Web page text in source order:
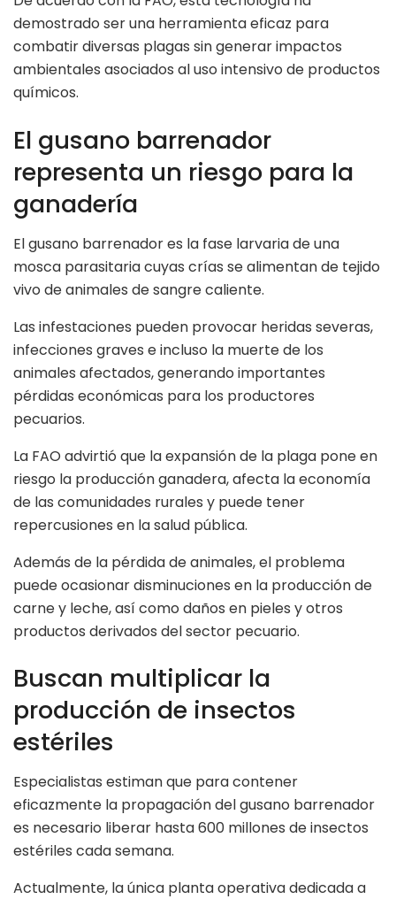
demostrado ser una herramienta eficaz para
combatir diversas plagas sin generar impactos
ambientales asociados al uso intensivo de productos
químicos.
El gusano barrenador
representa un riesgo para la
ganadería
El gusano barrenador es la fase larvaria de una
mosca parasitaria cuyas crías se alimentan de tejido
vivo de animales de sangre caliente.
Las infestaciones pueden provocar heridas severas,
infecciones graves e incluso la muerte de los
animales afectados, generando importantes
pérdidas económicas para los productores
pecuarios.
La FAO advirtió que la expansión de la plaga pone en
riesgo la producción ganadera, afecta la economía
de las comunidades rurales y puede tener
repercusiones en la salud pública.
Además de la pérdida de animales, el problema
puede ocasionar disminuciones en la producción de
carne y leche, así como daños en pieles y otros
productos derivados del sector pecuario.
Buscan multiplicar la
producción de insectos
estériles
Especialistas estiman que para contener
eficazmente la propagación del gusano barrenador
es necesario liberar hasta 600 millones de insectos
estériles cada semana.
Actualmente, la única planta operativa dedicada a